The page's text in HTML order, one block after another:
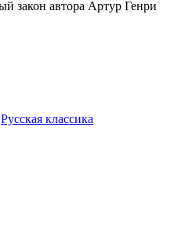
Русская классика